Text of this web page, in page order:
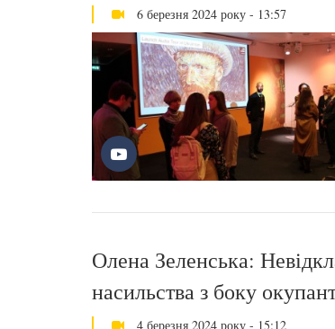
6 березня 2024 року - 13:57
Олена Зеленська:
насильства з боку
4 березня 2024 року - 15:12